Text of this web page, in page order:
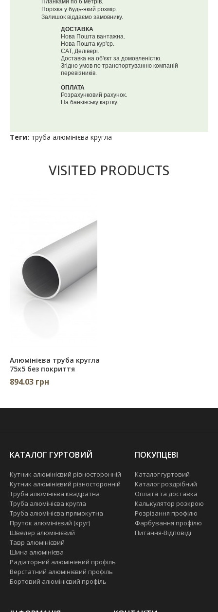
Планками по 6 метрів.
Порізка у будь-який розмір.
Залишок віддаємо замовнику.
ДОСТАВКА
Нова Пошта вантажна.
Нова Пошта кур'єр.
САТ, Делівері.
Доставка на об'єкт за домовленістю.
Згідно умов по транспортуванню компаній
перевізників.
ОПЛАТА
Розрахунковий рахунок.
На банківську картку.
Теги: труба алюмінієва кругла
VISITED PRODUCTS
Алюмінієва труба кругла
75х5 без покриття
894.03 грн
КАТАЛОГ ГУРТОВИЙ
Кутник алюмінієвий рівносторонній
Кутник алюмінієвий різносторонній
Труба алюмінієва квадратна
Труба алюмінієва кругла
Труба алюмінієва прямокутна
Пруток алюмінієвий (круг)
Швелер алюмінієвий
Тавр алюмінієвий
Шина алюмінієва
Радіаторний алюмінієвий профіль
Верстатний алюмінієвий профіль
Бортовий алюмінієвий профіль
ПОКУПЦЕВІ
Каталог гуртовий
Каталог роздрібний
Оплата та доставка
Калькулятор розкрою
Розрізання профілю
Фарбування профілю
Питання-Відповіді